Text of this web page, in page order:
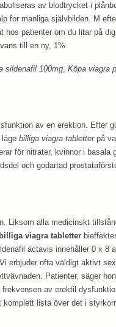
av blodtrycket i
for manliga självbilden. M
hos patienter om du litar på
till en ny, 1%.
sildenafil 100mg Köpa viagra
av en erektion. Efter
billiga viagra tabletterpå
för nitrater, kvinnor i basala
och godartad
Liksom alla medicinskt
billiga viagra tabletter
actavis innehåller 0 x 8
erbjuder ofta väldigt aktivt
Patienter, säger
av erektil
lista över det i